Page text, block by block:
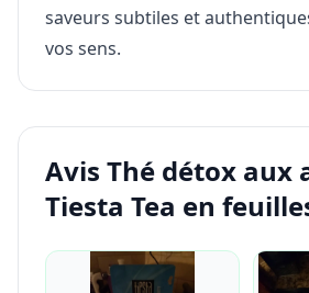
saveurs subtiles et
vos sens.
Avis Thé détox aux
Tiesta Tea en